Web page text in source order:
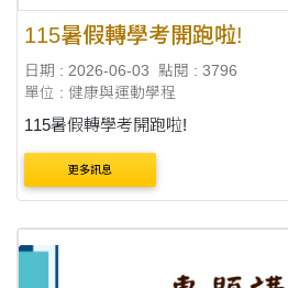
115暑假轉學考開跑啦!
日期 : 2026-06-03
點閱 : 3796
單位 : 健康與運動學程
115暑假轉學考開跑啦!
更多訊息